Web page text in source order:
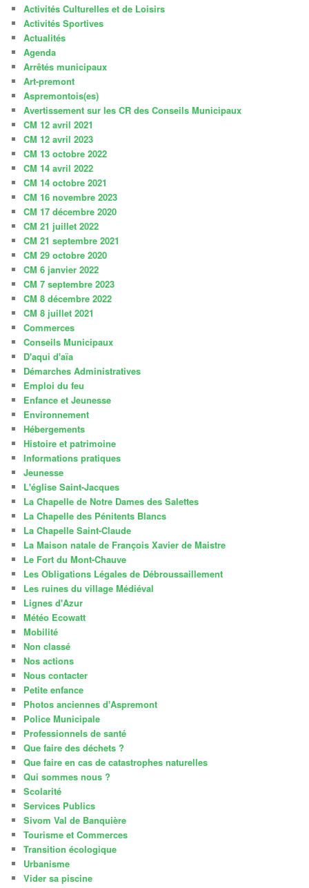
Activités Culturelles et de Loisirs
Activités Sportives
Actualités
Agenda
Arrêtés municipaux
Art-premont
Aspremontois(es)
Avertissement sur les CR des Conseils Municipaux
CM 12 avril 2021
CM 12 avril 2023
CM 13 octobre 2022
CM 14 avril 2022
CM 14 octobre 2021
CM 16 novembre 2023
CM 17 décembre 2020
CM 21 juillet 2022
CM 21 septembre 2021
CM 29 octobre 2020
CM 6 janvier 2022
CM 7 septembre 2023
CM 8 décembre 2022
CM 8 juillet 2021
Commerces
Conseils Municipaux
D'aqui d'aïa
Démarches Administratives
Emploi du feu
Enfance et Jeunesse
Environnement
Hébergements
Histoire et patrimoine
Informations pratiques
Jeunesse
L'église Saint-Jacques
La Chapelle de Notre Dames des Salettes
La Chapelle des Pénitents Blancs
La Chapelle Saint-Claude
La Maison natale de François Xavier de Maistre
Le Fort du Mont-Chauve
Les Obligations Légales de Débroussaillement
Les ruines du village Médiéval
Lignes d'Azur
Météo Ecowatt
Mobilité
Non classé
Nos actions
Nous contacter
Petite enfance
Photos anciennes d'Aspremont
Police Municipale
Professionnels de santé
Que faire des déchets ?
Que faire en cas de catastrophes naturelles
Qui sommes nous ?
Scolarité
Services Publics
Sivom Val de Banquière
Tourisme et Commerces
Transition écologique
Urbanisme
Vider sa piscine